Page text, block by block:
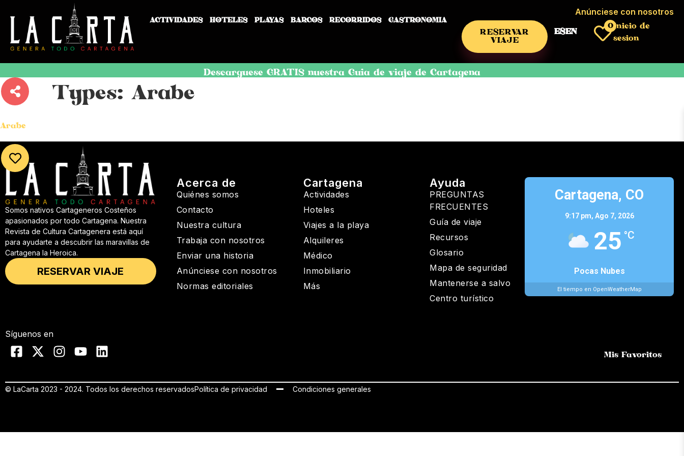
ACTIVIDADES HOTELES PLAYAS BARCOS RECORRIDOS GASTRONOMÍA
Anúnciese con nosotros
RESERVAR
VIAJE
ESEN
0Inicio de
sesión
Descárguese GRATIS nuestra Guía de viaje de Cartagena
Types: Arabe
Árabe
Somos nativos Cartageneros Costeños
apasionados por todo Cartagena. Nuestra
Revista de Cultura Cartagenera está aquí
para ayudarte a descubrir las maravillas de
Cartagena la Heroica.
RESERVAR VIAJE
Acerca de
Quiénes somos
Contacto
Nuestra cultura
Trabaja con nosotros
Enviar una historia
Anúnciese con nosotros
Normas editoriales
Cartagena
Actividades
Hoteles
Viajes a la playa
Alquileres
Médico
Inmobiliario
Más
Ayuda
PREGUNTAS
FRECUENTES
Guía de viaje
Recursos
Glosario
Mapa de seguridad
Mantenerse a salvo
Centro turístico
Cartagena, CO
9:17 pm, Ago 7, 2026
25 °C
Pocas Nubes
El tiempo en OpenWeatherMap
Síguenos en
Mis Favoritos
© LaCarta 2023 - 2024. Todos los derechos reservadosPolítica de privacidad Condiciones generales